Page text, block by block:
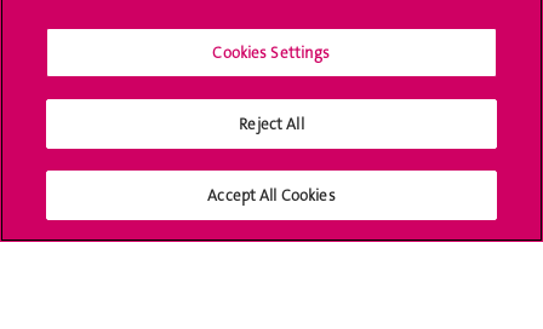
Bibliothèque
Médias sociaux UNIGE
Cookies Settings
Reject All
Accept All Cookies